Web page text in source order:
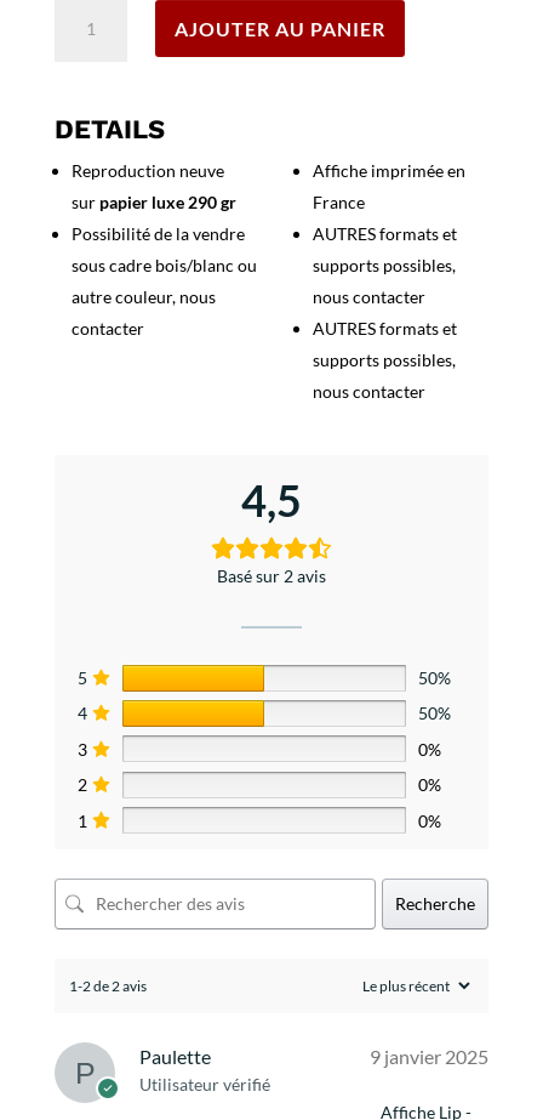
-
Loubiere
AJOUTER AU PANIER
DETAILS
Reproduction neuve
sur papier luxe 290 gr
Possibilité de la vendre
sous cadre bois/blanc ou
autre couleur, nous
contacter
Affiche imprimée en
France
AUTRES formats et
supports possibles,
nous contacter
AUTRES formats et
supports possibles,
nous contacter
4,5
Basé sur 2 avis
5
50%
4
50%
3
0%
2
0%
1
0%
Recherche
1-2 de 2 avis
Paulette
Utilisateur vérifié
9 janvier 2025
Affiche Lip -